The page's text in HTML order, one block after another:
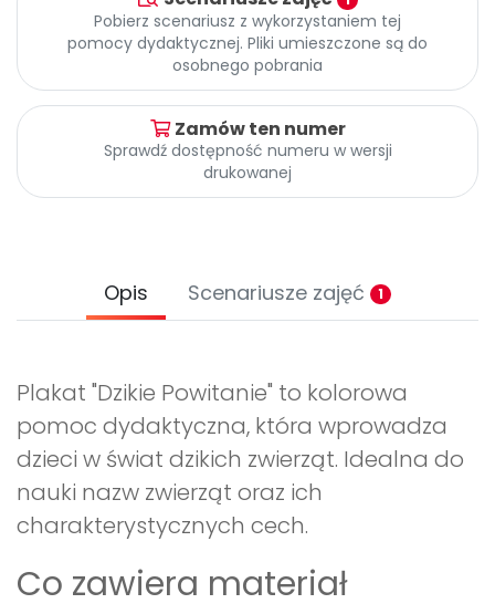
Archiwalne numery
Promocje
Pobierz scenariusz z wykorzystaniem tej
pomocy dydaktycznej. Pliki umieszczone są do
osobnego pobrania
Zamów ten numer
Sprawdź dostępność numeru w wersji
drukowanej
Opis Scenariusze zajęć 1
Plakat "Dzikie Powitanie" to kolorowa
pomoc dydaktyczna, która wprowadza
dzieci w świat dzikich zwierząt. Idealna do
nauki nazw zwierząt oraz ich
charakterystycznych cech.
Co zawiera materiał